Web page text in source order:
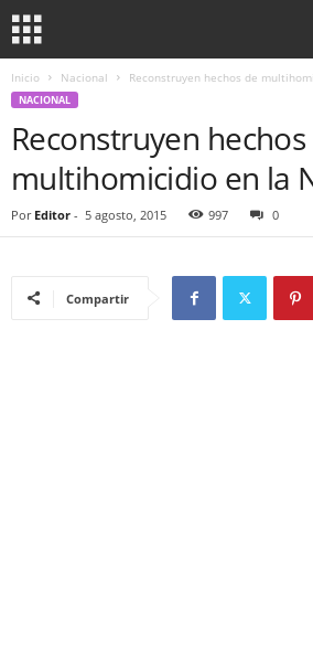
Inicio Nacional Reconstruyen hechos de
NACIONAL
Reconstruyen
multihomicidio en la
Por Editor - 5 agosto, 2015 997 0
Compartir